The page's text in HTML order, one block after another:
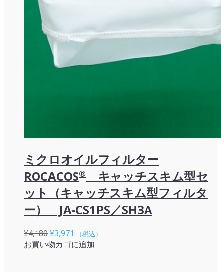
ミクロオイルフィルター
ROCACOS®
キャッチスキム型セ
ット（キャッチスキム型フィルタ
ー） JA-CS1PS／SH3A
¥4,180元
の
¥3,971 現
在
（税込）
お買い物カゴに追加